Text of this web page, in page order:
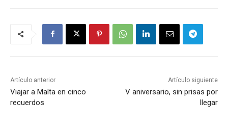
Artículo anterior
Viajar a Malta en cinco
recuerdos
Artículo siguiente
V aniversario, sin prisas por
llegar